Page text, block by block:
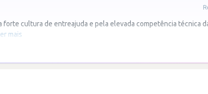
cultura de entreajuda e pela elevada competência técnica
mais